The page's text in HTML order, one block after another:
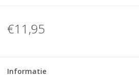
€11,95
Informatie